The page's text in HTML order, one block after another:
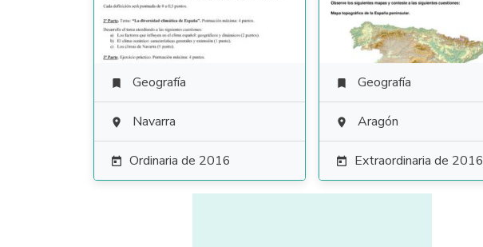
 Geografía
 Navarra
 Ordinaria de 2016
 Geografía
 Aragón
 Extraordinaria de 2016